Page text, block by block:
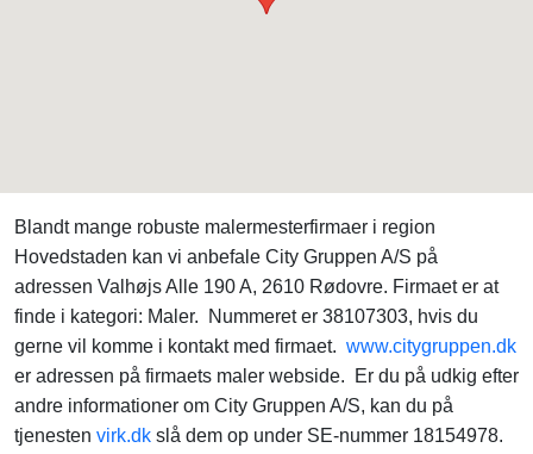
Blandt mange robuste malermesterfirmaer i region
Hovedstaden kan vi anbefale City Gruppen A/S på
adressen Valhøjs Alle 190 A, 2610 Rødovre. Firmaet er at
finde i kategori: Maler. Nummeret er 38107303, hvis du
gerne vil komme i kontakt med firmaet. www.citygruppen.dk
er adressen på firmaets maler webside. Er du på udkig efter
andre informationer om City Gruppen A/S, kan du på
tjenesten virk.dk slå dem op under SE-nummer 18154978.